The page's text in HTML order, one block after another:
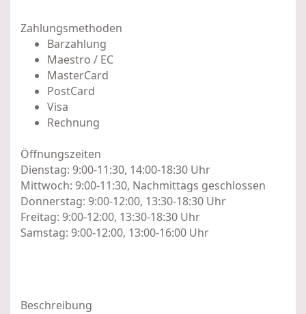
Zahlungsmethoden
Barzahlung
Maestro / EC
MasterCard
PostCard
Visa
Rechnung
Öffnungszeiten
Dienstag: 9:00-11:30, 14:00-18:30 Uhr
Mittwoch: 9:00-11:30, Nachmittags geschlossen
Donnerstag: 9:00-12:00, 13:30-18:30 Uhr
Freitag: 9:00-12:00, 13:30-18:30 Uhr
Samstag: 9:00-12:00, 13:00-16:00 Uhr
Beschreibung